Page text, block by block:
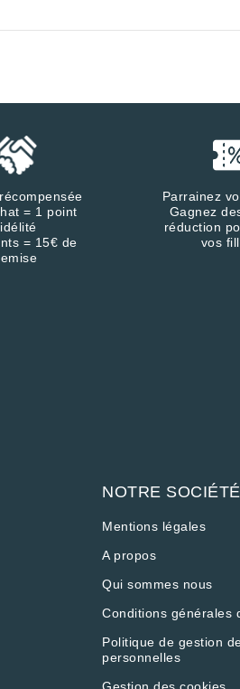
= 1 point
= 15€ de
Parrainez
Gagnez
réduction
vos
NOTRE SOCIÉTÉ
Mentions légales
A propos
Qui sommes nous
Conditions générales
Politique de gestion
personnelles